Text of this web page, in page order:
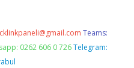
Teams:
0262 606 0 726 Telegram: